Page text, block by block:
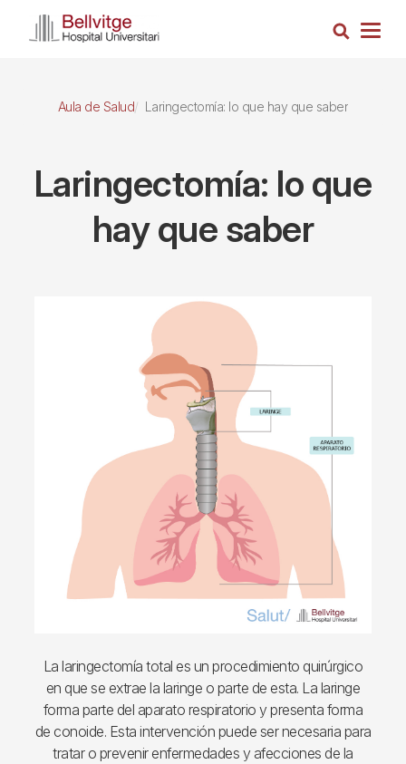
Busca
Aula de Salud Laringectomía: lo que hay que saber
Laringectomía: lo que
hay que saber
La laringectomía total es un procedimiento quirúrgico
en que se extrae la laringe o parte de esta. La laringe
forma parte del aparato respiratorio y presenta forma
de conoide. Esta intervención puede ser necesaria para
tratar o prevenir enfermedades y afecciones de la